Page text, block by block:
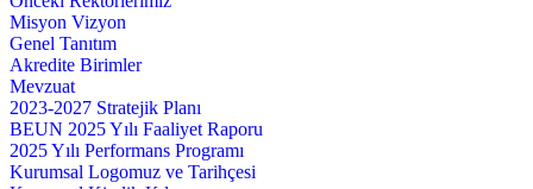
Misyon Vizyon
Genel Tanıtım
Akredite Birimler
Mevzuat
2023-2027 Stratejik Planı
BEUN 2025 Yılı Faaliyet Raporu
2025 Yılı Performans Programı
Kurumsal Logomuz ve Tarihçesi